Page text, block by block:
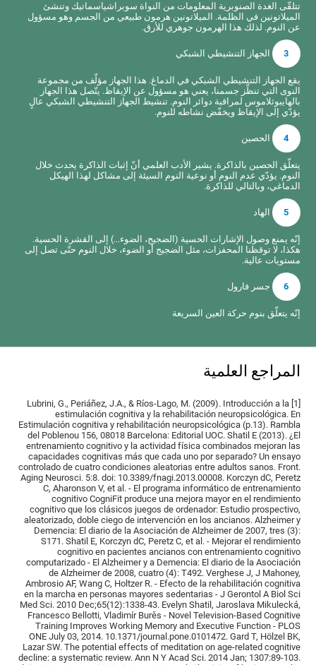
تتلقّى الغدة الصنوبرية المعلومات من النواة سوبراشياسماتيك وتنشئ
الميلاتونين في الظلمة. الميلاتونين هرمون طبيعي من الجسم وهو مسؤول
عن النوم. لذلك هذا الهرمون جوهري للأرق.
3 الجهاز التنشيطي الشبكي
يقع الجهاز التنشيطي الشبكي في الدماغ. هذا الجهاز مؤلّف من مجموعة
النوى التي تنظّز جسمنا، يعني هو مسؤول عن الإيقاظ. يتّصل هذا الجهاز
بالهايبوثلاموس لمراقبة دوائر النوم. تنشيط الجهاز التنشيطي الشبكي عالٍ
يؤدّي إلى الإيقاظ ويخفّض نشاطه للنوم.
4 الحصين
يتعلّق الحصين بالذاكرة. يشير الأدب العلمي أنّ إثبات الذاكرة يحدث خلال
النوم. يؤدّي عدم النوم أو نوعية النوم السيئة إلى مشاكل لهذا الهيكل
الدماغي، وبالتالي للذاكرة.
5 الهاد
إنّه يمنع وصول الإشارات الحسية (الضجيج، الضوء...) إلى القشرة الحسية.
هكذا، لا توقظنا المحفزات، مثل الضجيج أو الضوء، خلال النوم حتّى تصل إلى
مستويات عالية.
6 جسر فارول
إنّه يتعلّق بنوم حركة العين السريعة
المراجع العلمية
[1] Lubrini, G., Periáñez, J.A., & Ríos-Lago, M. (2009). Introducción a la
estimulación cognitiva y la rehabilitación neuropsicológica. En
Estimulación cognitiva y rehabilitación neuropsicológica (p.13). Rambla
del Poblenou 156, 08018 Barcelona: Editorial UOC. Shatil E (2013). ¿El
entrenamiento cognitivo y la actividad física combinados mejoran las
capacidades cognitivas más que cada uno por separado? Un ensayo
controlado de cuatro condiciones aleatorias entre adultos sanos. Front.
Aging Neurosci. 5:8. doi: 10.3389/fnagi.2013.00008. Korczyn dC, Peretz
C, Aharonson V, et al. - El programa informático de entrenamiento
cognitivo CogniFit produce una mejora mayor en el rendimiento
cognitivo que los clásicos juegos de ordenador: Estudio prospectivo,
aleatorizado, doble ciego de intervención en los ancianos. Alzheimer y
Demencia: El diario de la Asociación de Alzheimer de 2007, tres (3):
S171. Shatil E, Korczyn dC, Peretz C, et al. - Mejorar el rendimiento
cognitivo en pacientes ancianos con entrenamiento cognitivo
computarizado - El Alzheimer y a Demencia: El diario de la Asociación
de Alzheimer de 2008, cuatro (4): T492. Verghese J, J Mahoney,
Ambrosio AF, Wang C, Holtzer R. - Efecto de la rehabilitación cognitiva
en la marcha en personas mayores sedentarias - J Gerontol A Biol Sci
Med Sci. 2010 Dec;65(12):1338-43. Evelyn Shatil, Jaroslava Mikulecká,
Francesco Bellotti, Vladimír Burěs - Novel Television-Based Cognitive
Training Improves Working Memory and Executive Function - PLOS
ONE July 03, 2014. 10.1371/journal.pone.0101472. Gard T, Hölzel BK,
Lazar SW. The potential effects of meditation on age-related cognitive
decline: a systematic review. Ann N Y Acad Sci. 2014 Jan; 1307:89-103.